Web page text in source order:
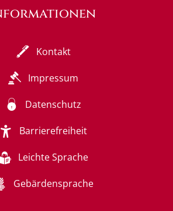
Kontakt
Impressum
Datenschutz
Barrierefreiheit
Leichte Sprache
Gebärdensprache